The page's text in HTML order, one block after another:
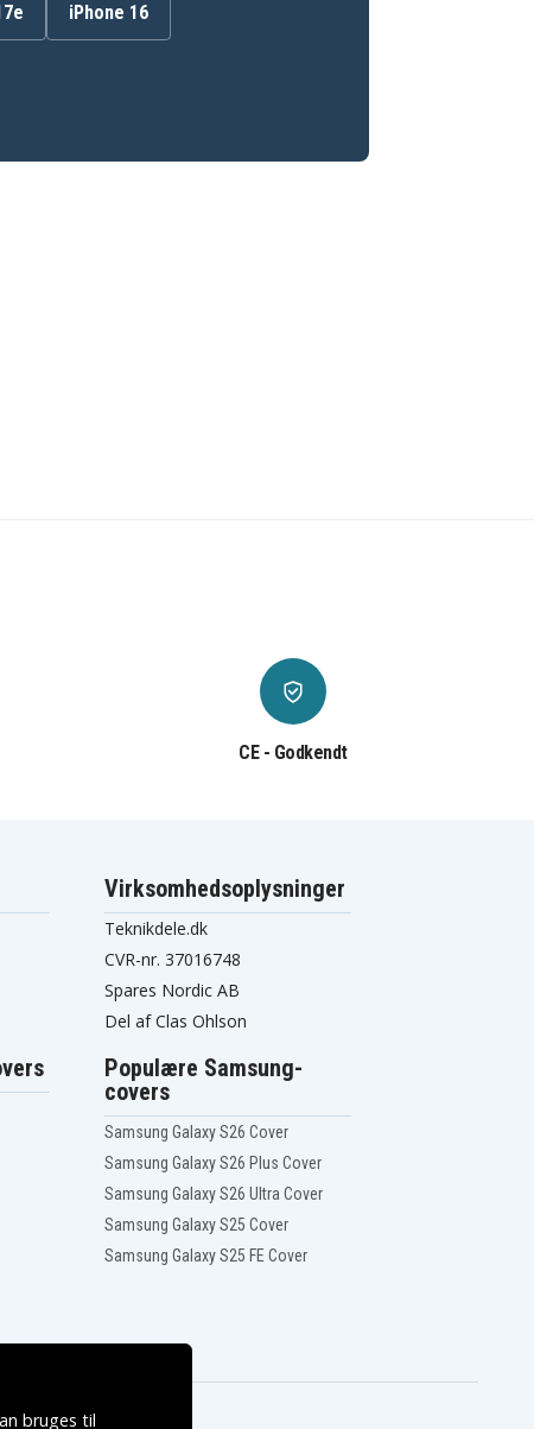
iPhone 16
CE - Godkendt
Virksomhedsoplysninger
Teknikdele.dk
CVR-nr. 37016748
Spares Nordic AB
Del af Clas Ohlson
Populære Samsung-
covers
Samsung Galaxy S26 Cover
Samsung Galaxy S26 Plus Cover
Samsung Galaxy S26 Ultra Cover
Samsung Galaxy S25 Cover
Samsung Galaxy S25 FE Cover
bruges til